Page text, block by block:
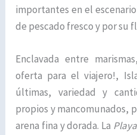
importantes en el
de pescado fresco y por su
Enclavada entre
oferta para el viajero!,
últimas, variedad y
propios y mancomunados,
arena fina y dorada. La